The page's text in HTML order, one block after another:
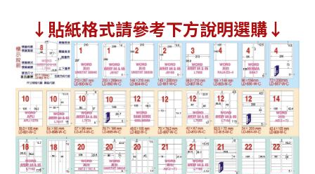
↓ 貼紙格式請參考下方說明選購↓